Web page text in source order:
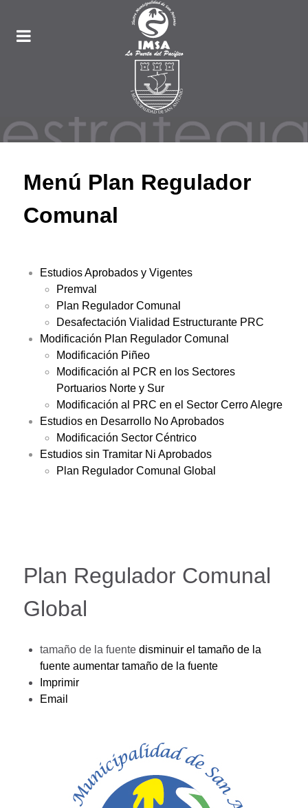
Menú Plan Regulador
Comunal
Estudios Aprobados y Vigentes
Premval
Plan Regulador Comunal
Desafectación Vialidad Estructurante PRC
Modificación Plan Regulador Comunal
Modificación Piñeo
Modificación al PCR en los Sectores
Portuarios Norte y Sur
Modificación al PRC en el Sector Cerro Alegre
Estudios en Desarrollo No Aprobados
Modificación Sector Céntrico
Estudios sin Tramitar Ni Aprobados
Plan Regulador Comunal Global
Plan Regulador Comunal
Global
tamaño de la fuente disminuir el tamaño de la
fuente aumentar tamaño de la fuente
Imprimir
Email